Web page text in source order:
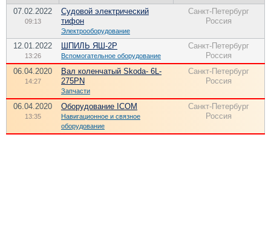
07.02.2022
09:13
Судовой электрический
тифон
Электрооборудование
Санкт-Петербург
Россия
12.01.2022
13:26
ШПИЛЬ ЯШ-2Р
Вспомогательное оборудование
Санкт-Петербург
Россия
06.04.2020
14:27
Вал коленчатый Skoda- 6L-
275РN
Запчасти
Санкт-Петербург
Россия
06.04.2020
13:35
Оборудование ICOM
Навигационное и связное
оборудование
Санкт-Петербург
Россия